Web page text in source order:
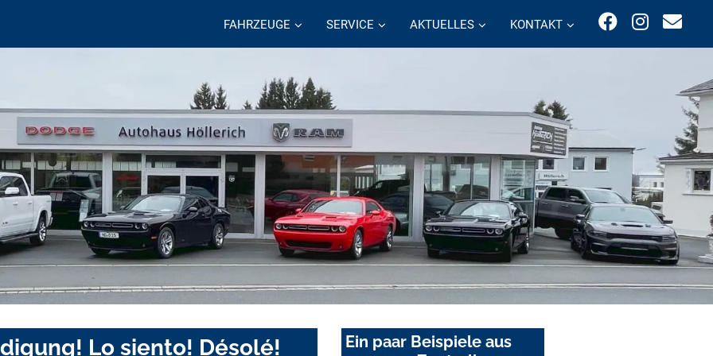
FAHRZEUGE SERVICE AKTUELLES KONTAKT
Lo siento! Désolé!
Ein paar Beispiele aus